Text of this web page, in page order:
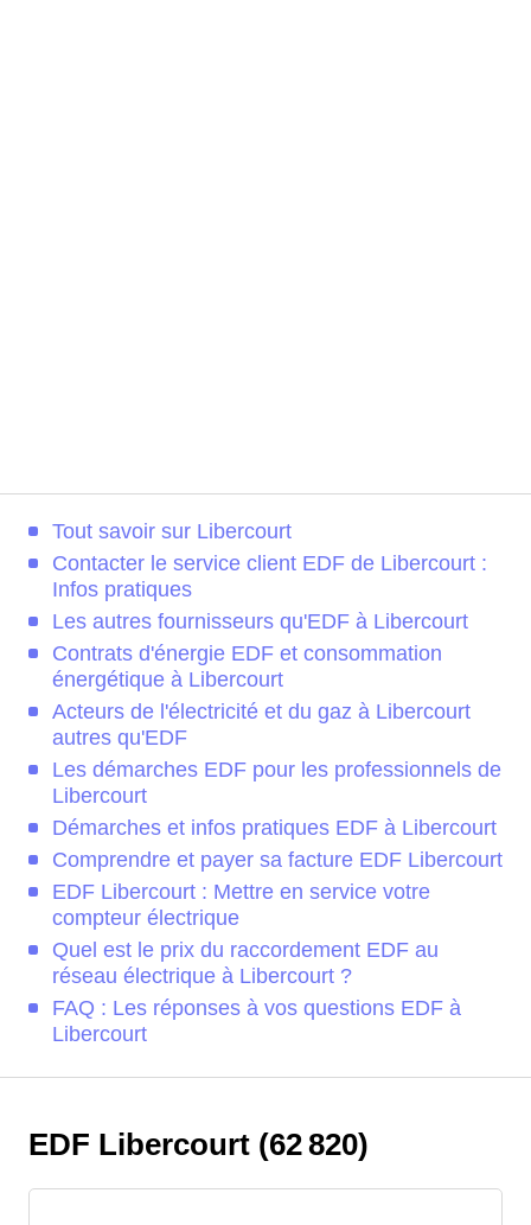
Tout savoir sur Libercourt
Contacter le service client EDF de Libercourt :
Infos pratiques
Les autres fournisseurs qu'EDF à Libercourt
Contrats d'énergie EDF et consommation
énergétique à Libercourt
Acteurs de l'électricité et du gaz à Libercourt
autres qu'EDF
Les démarches EDF pour les professionnels de
Libercourt
Démarches et infos pratiques EDF à Libercourt
Comprendre et payer sa facture EDF Libercourt
EDF Libercourt : Mettre en service votre
compteur électrique
Quel est le prix du raccordement EDF au
réseau électrique à Libercourt ?
FAQ : Les réponses à vos questions EDF à
Libercourt
EDF Libercourt (62 820)